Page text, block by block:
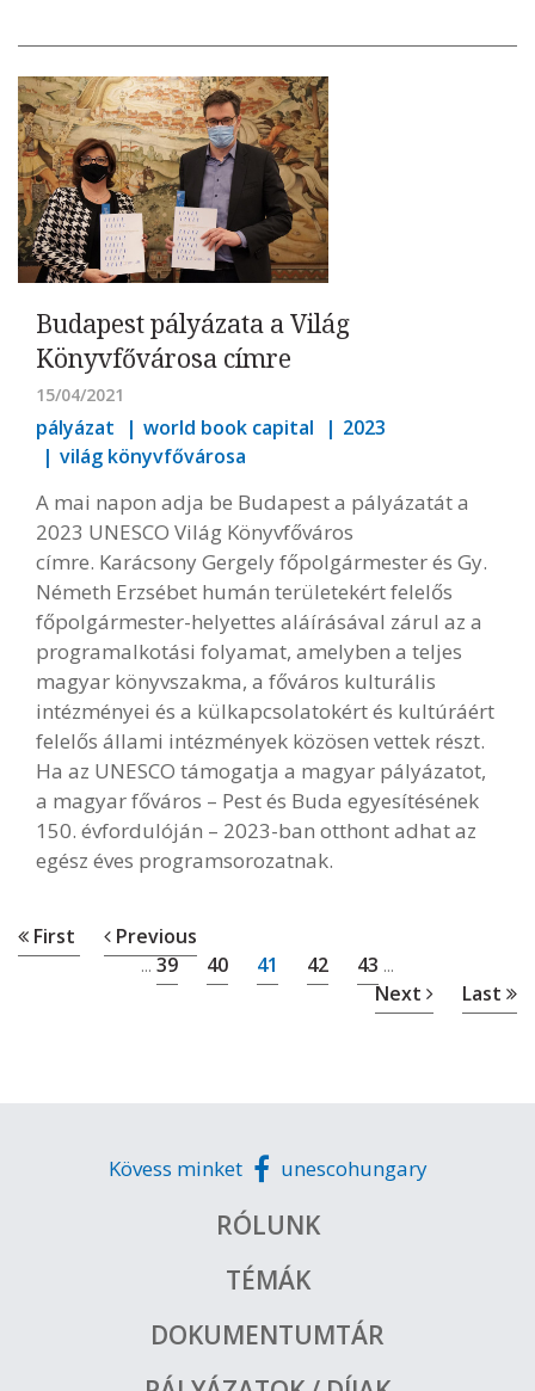
Budapest pályázata a Világ
Könyvfővárosa címre
15/04/2021
pályázat world book capital
2023
világ könyvfővárosa
A mai napon adja be Budapest a pályázatát a
2023 UNESCO Világ Könyvfőváros
címre. Karácsony Gergely főpolgármester és Gy.
Németh Erzsébet humán területekért felelős
főpolgármester-helyettes aláírásával zárul az a
programalkotási folyamat, amelyben a teljes
magyar könyvszakma, a főváros kulturális
intézményei és a külkapcsolatokért és kultúráért
felelős állami intézmények közösen vettek részt.
Ha az UNESCO támogatja a magyar pályázatot,
a magyar főváros – Pest és Buda egyesítésének
150. évfordulóján – 2023-ban otthont adhat az
egész éves programsorozatnak.
First Previous
... 39 40 41 42 43 ...
Next Last
Kövess minket unescohungary
RÓLUNK
TÉMÁK
DOKUMENTUMTÁR